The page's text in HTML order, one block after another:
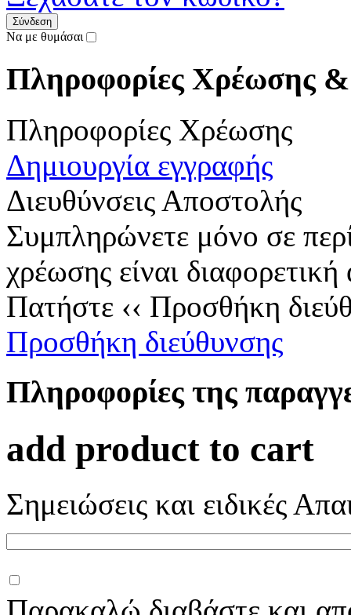
Να με θυμάσαι
Πληροφορίες Χρέωσης
Πληροφορίες Χρέωσης
Δημιουργία εγγραφής
Διευθύνσεις Αποστολής
Συμπληρώνετε μόνο σε
χρέωσης είναι
Πατήστε ‹‹ Προσθήκη
Προσθήκη διεύθυνσης
Πληροφορίες της
add product to cart
Σημειώσεις και ειδικές